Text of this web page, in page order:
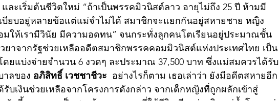
และเริ่มต้นชีวิตใหม่ “ถ้าเป็นพรรคมิวนิสต์ลาว อายุไม่ถึง 25 ปี ห้ามมี
บียบอยู่หลายข้อแต่แม่จำไม่ได้ สมาชิกจะแยกกันอยู่สหายชาย หญิง
ให้เรามีวินัย มีความอดทน” จนกระทั่งลูกคนโตเรียนอยู่ประมาณชั้น
วยาจากรัฐช่วยเหลืออดีตสมาชิกพรรคคอมมิวนิสต์แห่งประเทศไทย เป็น
โดยแบ่งจ่ายจำนวน 6 งวดๆ ละประมาณ 37,500 บาท ซึ่งแม่สมควรได้รับ
าลของ อภิสิทธิ์ เวชชาชีวะ อย่างไรก็ตาม เธอเล่าว่า ยังมีอดีตสหายอีก
บเงินช่วยเหลือจากโครงการดังกล่าว จากเด็กหญิงที่ถูกผลักเข้าสู่